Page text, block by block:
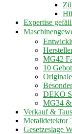
Expertise
MG42
10
DEKO
MG34 &
Verkauf &
Metalldetektor
Gesetzeslage